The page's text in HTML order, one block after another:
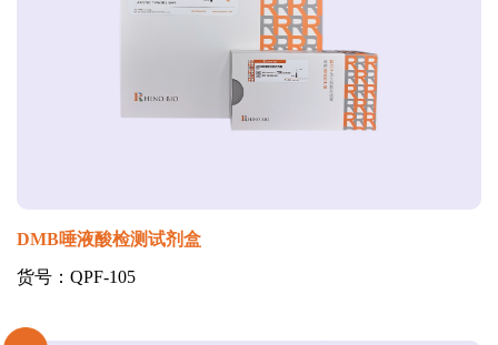
DMB唾液酸检测试剂盒
货号：QPF-105